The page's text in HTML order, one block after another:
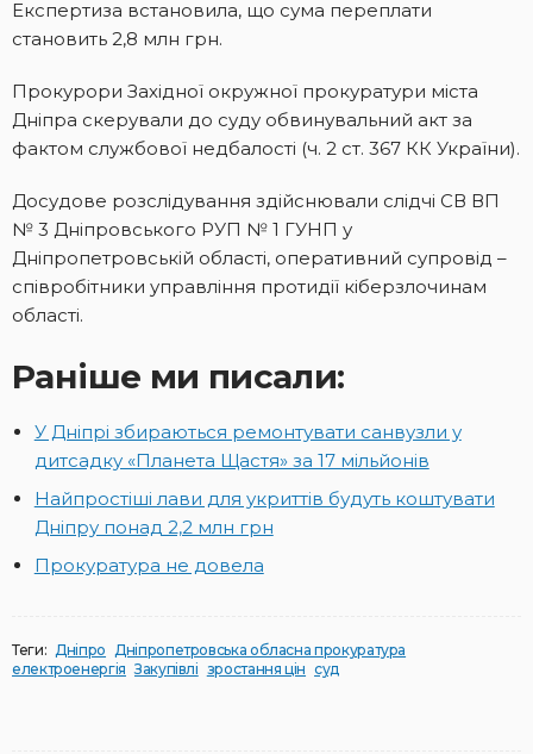
Експертиза встановила, що сума переплати
становить 2,8 млн грн.
Прокурори Західної окружної прокуратури міста
Дніпра скерували до суду обвинувальний акт за
фактом службової недбалості (ч. 2 ст. 367 КК України).
Досудове розслідування здійснювали слідчі СВ ВП
№ 3 Дніпровського РУП № 1 ГУНП у
Дніпропетровській області, оперативний супровід –
співробітники управління протидії кіберзлочинам
області.
Раніше ми писали:
У Дніпрі збираються ремонтувати санвузли у
дитсадку «Планета Щастя» за 17 мільйонів
Найпростіші лави для укриттів будуть коштувати
Дніпру понад 2,2 млн грн
Прокуратура не довела
Теги: Дніпро Дніпропетровська обласна прокуратура
електроенергія Закупівлі зростання цін суд